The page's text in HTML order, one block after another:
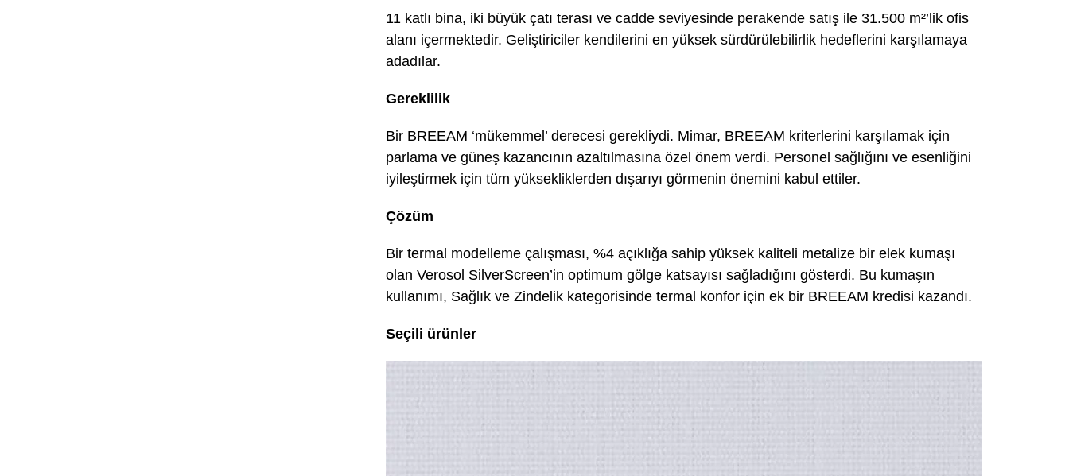
11 katlı bina, iki büyük çatı terası ve cadde seviyesinde perakende satış ile 31.500 m²’lik ofis
alanı içermektedir. Geliştiriciler kendilerini en yüksek sürdürülebilirlik hedeflerini karşılamaya
adadılar.
Gereklilik
Bir BREEAM ‘mükemmel’ derecesi gerekliydi. Mimar, BREEAM kriterlerini karşılamak için
parlama ve güneş kazancının azaltılmasına özel önem verdi. Personel sağlığını ve esenliğini
iyileştirmek için tüm yüksekliklerden dışarıyı görmenin önemini kabul ettiler.
Çözüm
Bir termal modelleme çalışması, %4 açıklığa sahip yüksek kaliteli metalize bir elek kumaşı
olan Verosol SilverScreen’in optimum gölge katsayısı sağladığını gösterdi. Bu kumaşın
kullanımı, Sağlık ve Zindelik kategorisinde termal konfor için ek bir BREEAM kredisi kazandı.
Seçili ürünler